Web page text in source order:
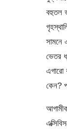
বহুতল
সামনে
ভেতর
এগারো
কেন?